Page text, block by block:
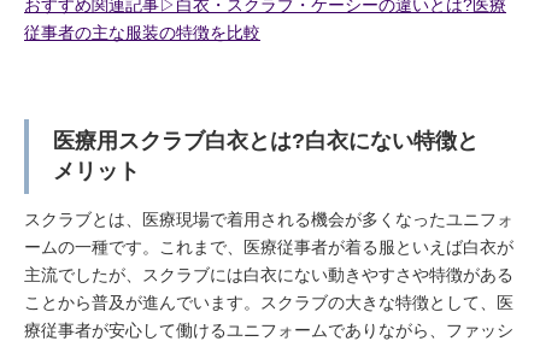
おすすめ関連記事▷白衣・スクラブ・ケーシーの違いとは?医療
従事者の主な服装の特徴を比較
医療用スクラブ白衣とは?白衣にない特徴と
メリット
スクラブとは、医療現場で着用される機会が多くなったユニフォ
ームの一種です。これまで、医療従事者が着る服といえば白衣が
主流でしたが、スクラブには白衣にない動きやすさや特徴がある
ことから普及が進んでいます。スクラブの大きな特徴として、医
療従事者が安心して働けるユニフォームでありながら、ファッシ